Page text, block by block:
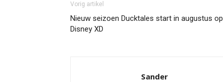
Vorig artikel
Nieuw seizoen Ducktales start in augustus op
Disney XD
Sander